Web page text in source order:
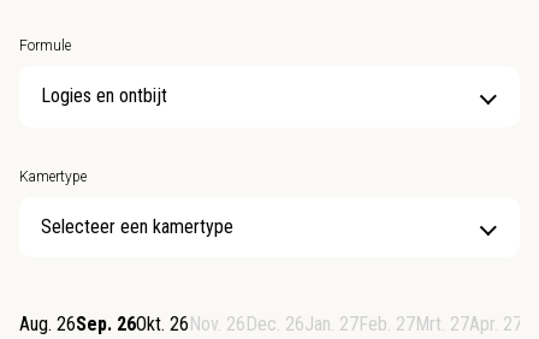
Formule
Kamertype
Selecteer een kamertype
Aug. 26Sep. 26Okt. 26 Nov. 26 Dec. 26Jan. 27Feb. 27Mrt. 27Apr. 27